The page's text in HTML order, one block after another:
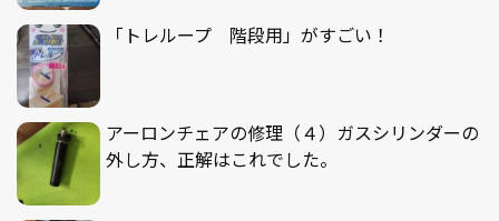
「トレループ 階段用」がすごい！
アーロンチェアの修理（４）ガスシリンダーの
外し方、正解はこれでした。